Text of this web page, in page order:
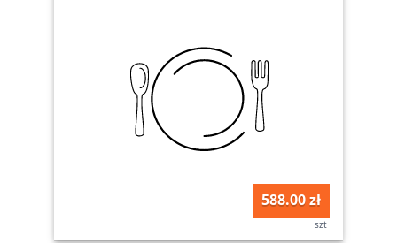
588.00 zł
szt